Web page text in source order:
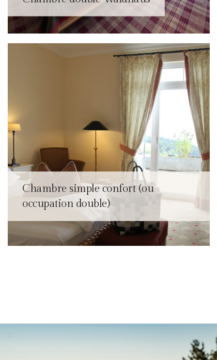
Chambre simple confort (ou
occupation double)